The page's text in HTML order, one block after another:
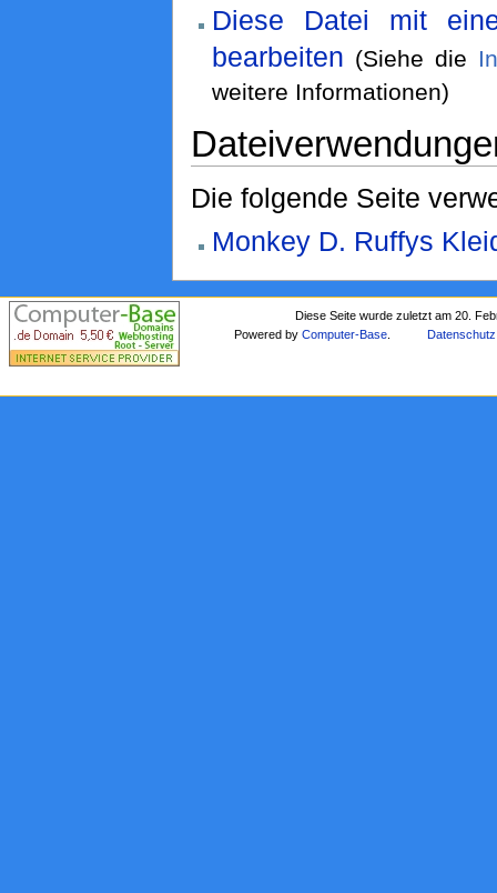
Diese Datei mit
bearbeiten (Siehe die
weitere Informationen)
Die folgende Seite
Monkey D. Ruffys
Diese Seite wurde zuletzt am 20.
Powered byComputer-Base Datenschutz